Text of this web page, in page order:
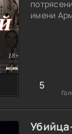
имени
5